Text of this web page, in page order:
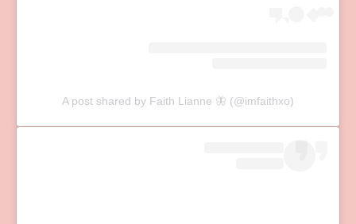
A post shared by Faith Lianne 🦋 (@imfaithxo)